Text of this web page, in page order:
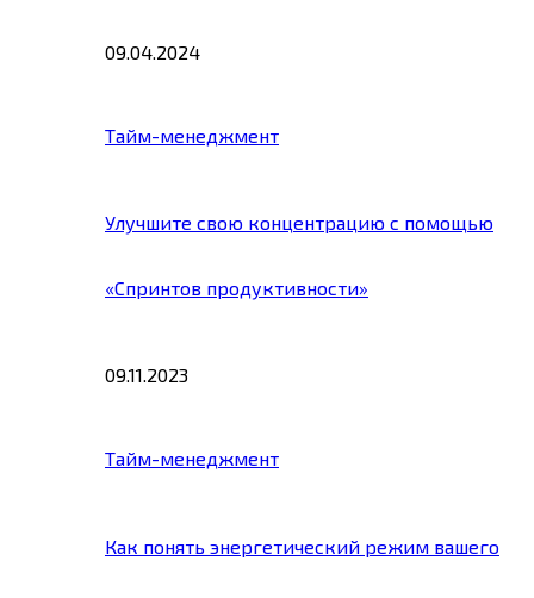
09.04.2024
Тайм-менеджмент
Улучшите свою концентрацию с помощью
«Спринтов продуктивности»
09.11.2023
Тайм-менеджмент
Как понять энергетический режим вашего